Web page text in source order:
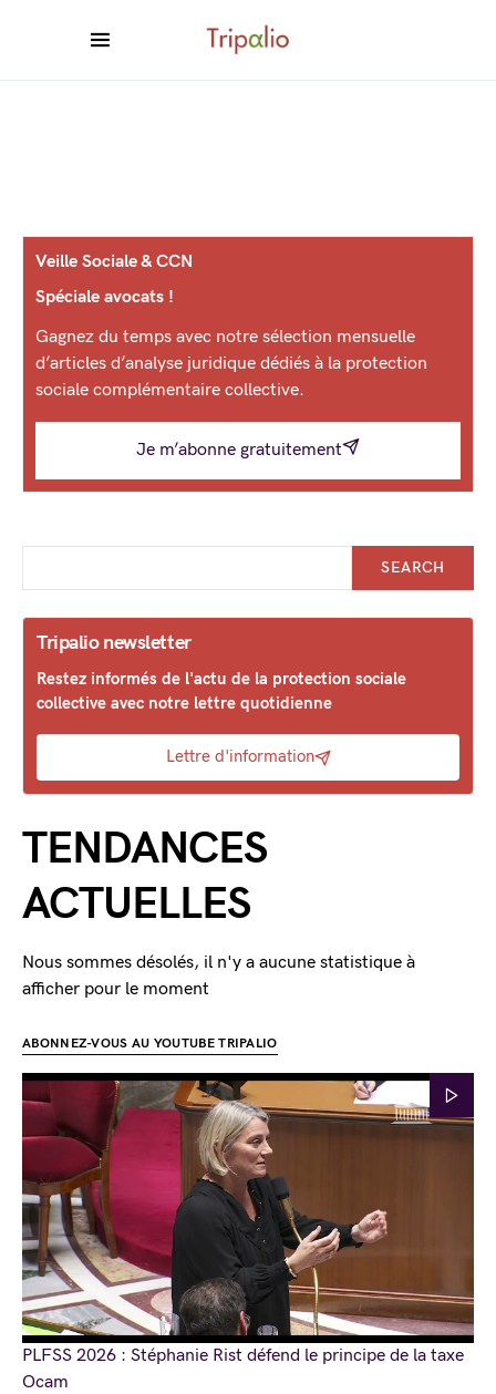
Veille Sociale & CCN
Spéciale avocats !
Gagnez du temps avec notre sélection mensuelle
d’articles d’analyse juridique dédiés à la protection
sociale complémentaire collective.
Je m’abonne gratuitement
SEARCH
Tripalio newsletter
Restez informés de l'actu de la protection sociale
collective avec notre lettre quotidienne
Lettre d'information
TENDANCES
ACTUELLES
Nous sommes désolés, il n'y a aucune statistique à
afficher pour le moment
ABONNEZ-VOUS AU YOUTUBE TRIPALIO
PLFSS 2026 : Stéphanie Rist défend le principe de la taxe
Ocam